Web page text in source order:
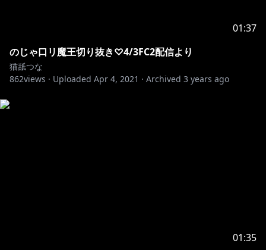
01:37
のじゃ口リ魔王切り抜き♡4/3FC2配信より
猫舐つな
862views · Uploaded Apr 4, 2021 · Archived 3 years ago
01:35